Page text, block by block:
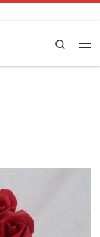
Search